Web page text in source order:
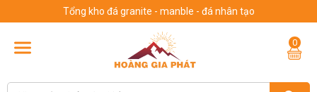
Tổng kho đá granite - manble - đá nhân tạo
0